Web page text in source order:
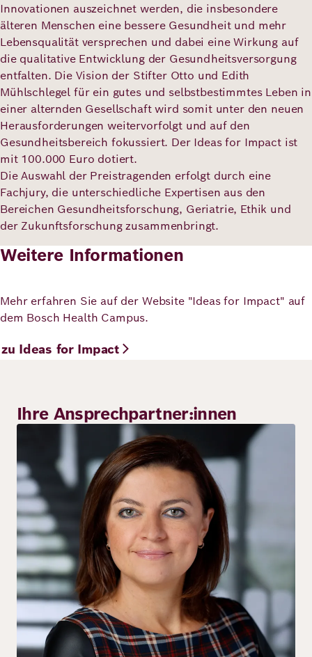
Innovationen auszeichnet werden, die insbesondere
älteren Menschen eine bessere Gesundheit und mehr
Lebensqualität versprechen und dabei eine Wirkung auf
die qualitative Entwicklung der Gesundheitsversorgung
entfalten. Die Vision der Stifter Otto und Edith
Mühlschlegel für ein gutes und selbstbestimmtes Leben in
einer alternden Gesellschaft wird somit unter den neuen
Herausforderungen weitervorfolgt und auf den
Gesundheitsbereich fokussiert. Der Ideas for Impact ist
mit 100.000 Euro dotiert.
Die Auswahl der Preistragenden erfolgt durch eine
Fachjury, die unterschiedliche Expertisen aus den
Bereichen Gesundheitsforschung, Geriatrie, Ethik und
der Zukunftsforschung zusammenbringt.
Weitere Informationen
Mehr erfahren Sie auf der Website "Ideas for Impact" auf
dem Bosch Health Campus.
zu Ideas for Impact
Ihre Ansprechpartner:innen
Bild